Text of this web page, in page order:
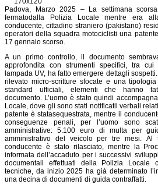
Padova, Marzo 2025 – La settimana
fermatodalla Polizia Locale mentre era
conducente, cittadinostraniero (pakistano)
operatori del la squadra motociclisti una
17 gennaio scorso.
A un primo controllo, il documento
approfondita con strumenti specifici, tra cui
lampada UV, ha fatto emergere dettagli
rilevato micro-scritture sfocate e una
standard ufficiali, elementi che hanno
documento. L’uomo è stato quindi
Locale, dove gli sono stati notificatii verbali
patente è statasequestrata, mentre il
conseguenze penali, per l’uomo sono
amministrative: 5.100 euro di multa per
amministrativo del veicolo per tre mesi. Al
conducente è stato rilasciato, mentre la
informata dell’accaduto per i successivi
documentali effettuati della Polizia Locale
tecniche, da inizio 2025 ha già determinato
una decina di documenti di guida contraffatti.